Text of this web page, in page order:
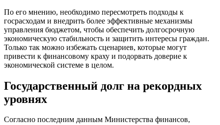
По его мнению, необходимо пересмотреть подходы к
госрасходам и внедрить более эффективные механизмы
управления бюджетом, чтобы обеспечить долгосрочную
экономическую стабильность и защитить интересы граждан.
Только так можно избежать сценариев, которые могут
привести к финансовому краху и подорвать доверие к
экономической системе в целом.
Государственный долг на рекордных
уровнях
Согласно последним данным Министерства финансов,